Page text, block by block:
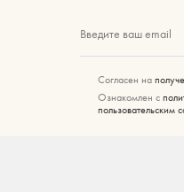
Введите ваш email
Согласен на
Ознакомлен с
пользовательским